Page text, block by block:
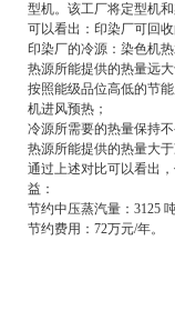
型机。该工厂将定型机
可以看出：印染厂可回
印染厂的冷源：染色机
热源所能提供的热量远
按照能级品位高低的节
机进风预热；
冷源所需要的热量保持
热源所能提供的热量大
通过上述对比可以看出
益：
节约中压蒸汽量：3125
节约费用：72万元/年。